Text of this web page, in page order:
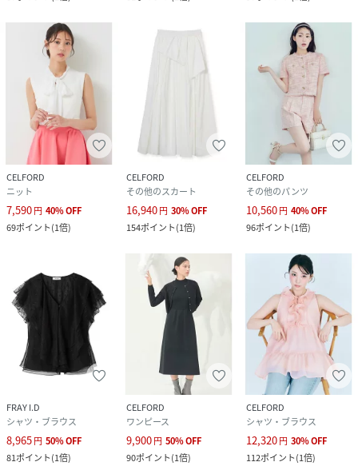
CELFORD
ニット
7,590円 40%OFF
69ポイント(1倍)
CELFORD
その他のスカート
16,940円 30%OFF
154ポイント(1倍)
CELFORD
その他のパンツ
10,560円 40%OFF
96ポイント(1倍)
FRAY I.D
シャツ・ブラウス
8,965円 50%OFF
81ポイント(1倍)
CELFORD
ワンピース
9,900円 50%OFF
90ポイント(1倍)
CELFORD
シャツ・ブラウス
12,320円 30%OFF
112ポイント(1倍)